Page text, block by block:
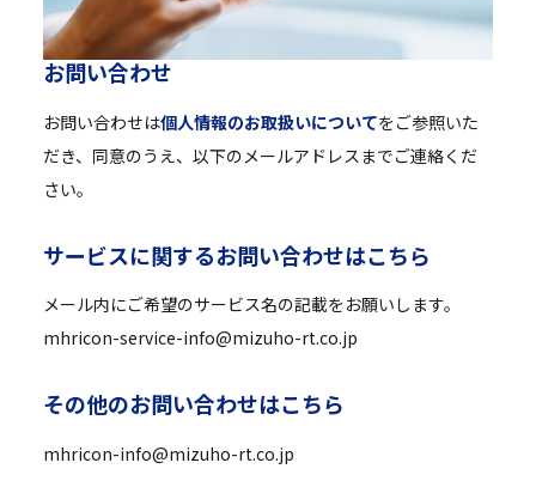
お問い合わせ
お問い合わせは個人情報のお取扱いについてをご参照いた
だき、同意のうえ、以下のメールアドレスまでご連絡くだ
さい。
サービスに関するお問い合わせはこちら
メール内にご希望のサービス名の記載をお願いします。
mhricon-service-info@mizuho-rt.co.jp
その他のお問い合わせはこちら
mhricon-info@mizuho-rt.co.jp